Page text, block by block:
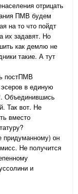
отрицать
ПМВ будем
на то что пойдт
их задавят. Но
как демлю не
такие. А тут
постПМВ
в единую
Объединившись
Так вот. Не
вместо
придуманному) он
Не получится
и